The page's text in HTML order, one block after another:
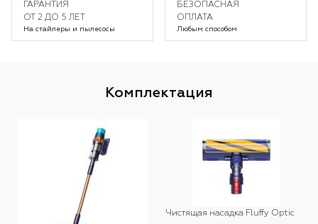
ГАРАНТИЯ
ОТ 2 ДО 5 ЛЕТ
На стайлеры и пылесосы
БЕЗОПАСНАЯ
ОПЛАТА
Любым способом
Комплектация
Чистящая насадка Fluffy Optic